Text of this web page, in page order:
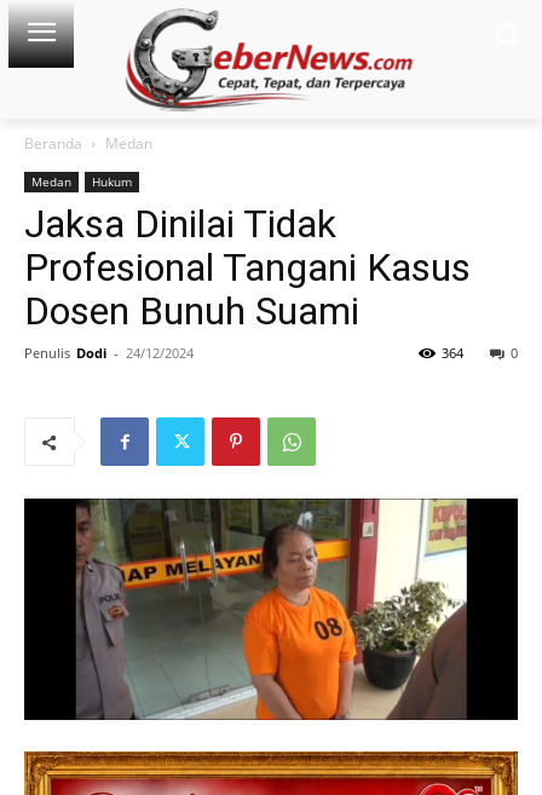
Beranda Medan
Medan Hukum
Jaksa Dinilai Tidak
Profesional Tangani Kasus
Dosen Bunuh Suami
Penulis Dodi - 24/12/2024 0
364